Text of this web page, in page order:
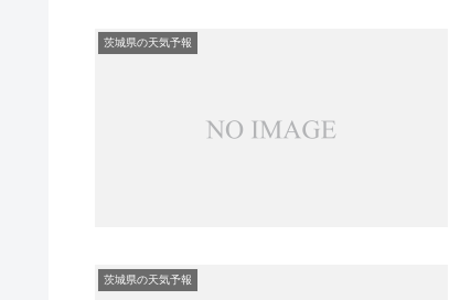
茨城県の天気予報
茨城県の天気予報